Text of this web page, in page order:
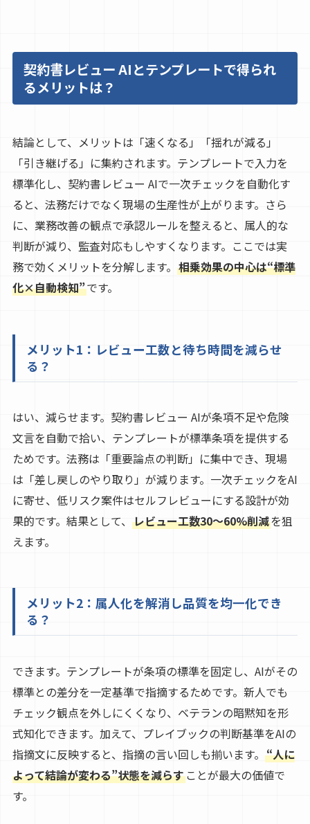
契約書レビュー AIとテンプレートで得られ
るメリットは？
結論として、メリットは「速くなる」「揺れが減る」
「引き継げる」に集約されます。テンプレートで入力を
標準化し、契約書レビュー AIで一次チェックを自動化す
ると、法務だけでなく現場の生産性が上がります。さら
に、業務改善の観点で承認ルールを整えると、属人的な
判断が減り、監査対応もしやすくなります。ここでは実
務で効くメリットを分解します。 相乗効果の中心は“標準
化×自動検知”です。
メリット1：レビュー工数と待ち時間を減らせ
る？
はい、減らせます。契約書レビュー AIが条項不足や危険
文言を自動で拾い、テンプレートが標準条項を提供する
ためです。法務は「重要論点の判断」に集中でき、現場
は「差し戻しのやり取り」が減ります。一次チェックをAI
に寄せ、低リスク案件はセルフレビューにする設計が効
果的です。結果として、 レビュー工数30〜60%削減を狙
えます。
メリット2：属人化を解消し品質を均一化でき
る？
できます。テンプレートが条項の標準を固定し、AIがその
標準との差分を一定基準で指摘するためです。新人でも
チェック観点を外しにくくなり、ベテランの暗黙知を形
式知化できます。加えて、プレイブックの判断基準をAIの
指摘文に反映すると、指摘の言い回しも揃います。 “人に
よって結論が変わる”状態を減らすことが最大の価値で
す。